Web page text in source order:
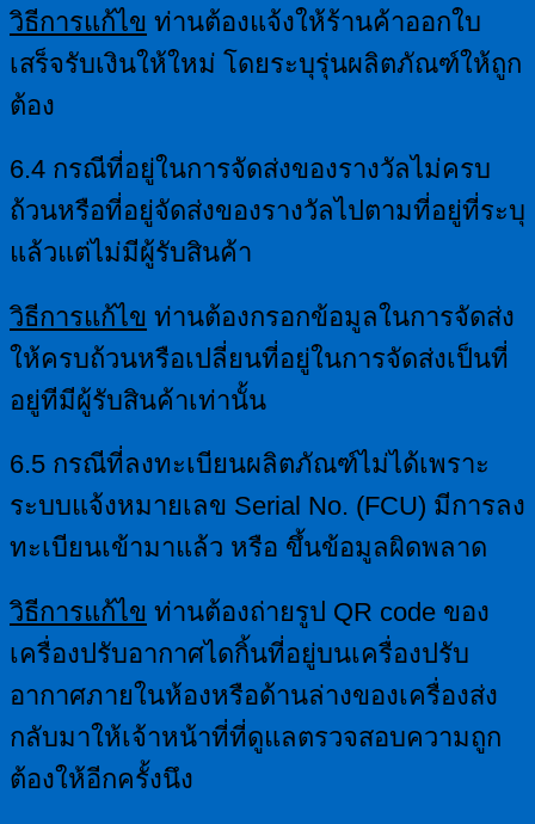
วิธีการแก้ไข ท่านต้องแจ้งให้ร้านค้าออกใบ
เสร็จรับเงินให้ใหม่ โดยระบุรุ่นผลิตภัณฑ์ให้ถูก
ต้อง
6.4 กรณีที่อยู่ในการจัดส่งของรางวัลไม่ครบ
ถ้วนหรือที่อยู่จัดส่งของรางวัลไปตามที่อยู่ที่ระบุ
แล้วแต่ไม่มีผู้รับสินค้า
วิธีการแก้ไข ท่านต้องกรอกข้อมูลในการจัดส่ง
ให้ครบถ้วนหรือเปลี่ยนที่อยู่ในการจัดส่งเป็นที่
อยู่ทีมีผู้รับสินค้าเท่านั้น
6.5 กรณีที่ลงทะเบียนผลิตภัณฑ์ไม่ได้เพราะ
ระบบแจ้งหมายเลข Serial No. (FCU) มีการลง
ทะเบียนเข้ามาแล้ว หรือ ขึ้นข้อมูลผิดพลาด
วิธีการแก้ไข ท่านต้องถ่ายรูป QR code ของ
เครื่องปรับอากาศไดกิ้นที่อยู่บนเครื่องปรับ
อากาศภายในห้องหรือด้านล่างของเครื่องส่ง
กลับมาให้เจ้าหน้าที่ที่ดูแลตรวจสอบความถูก
ต้องให้อีกครั้งนึง